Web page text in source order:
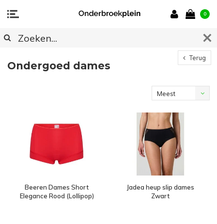
0
Terug
Ondergoed dames
Meest
Beeren Dames Short
Elegance Rood (Lollipop)
Jadea heup slip dames
Zwart